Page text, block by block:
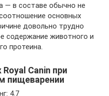
— в составе обычно не
основных
довольно трудно
содержание животного и
протеина.
Canin при
пищеварении
4.7